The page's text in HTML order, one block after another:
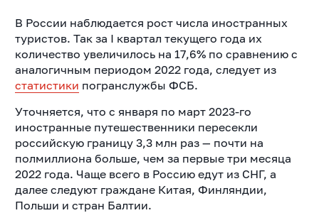
В России наблюдается рост числа иностранных
туристов. Так за I квартал текущего года их
количество увеличилось на 17,6% по сравнению с
аналогичным периодом 2022 года, следует из
статистики погранслужбы ФСБ.
Уточняется, что с января по март 2023-го
иностранные путешественники пересекли
российскую границу 3,3 млн раз — почти на
полмиллиона больше, чем за первые три месяца
2022 года. Чаще всего в Россию едут из СНГ, а
далее следуют граждане Китая, Финляндии,
Польши и стран Балтии.